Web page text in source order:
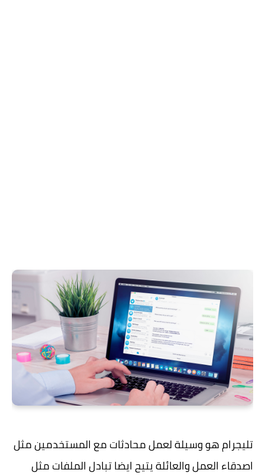
تليجرام هو وسيلة لعمل محادثات مع المستخدمين مثل
اصدقاء العمل والعائلة يتيح ايضا تبادل الملفات مثل